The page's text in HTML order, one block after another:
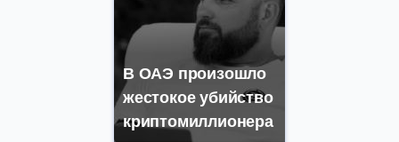
В ОАЭ произошло
жестокое убийство
криптомиллионера